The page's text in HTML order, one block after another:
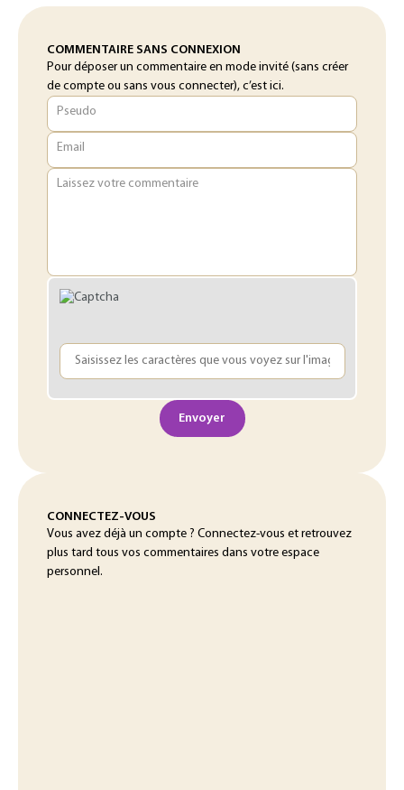
COMMENTAIRE SANS CONNEXION
Pour déposer un commentaire en mode invité (sans créer
de compte ou sans vous connecter), c’est ici.
Pseudo
Email
Laissez votre commentaire
Envoyer
CONNECTEZ-VOUS
Vous avez déjà un compte ? Connectez-vous et retrouvez
plus tard tous vos commentaires dans votre espace
personnel.